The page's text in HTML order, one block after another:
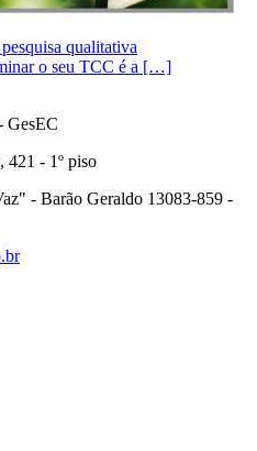
qualitativa
o seu TCC é a […]
GesEC
421 - 1º piso
- Barão Geraldo 13083-859 -